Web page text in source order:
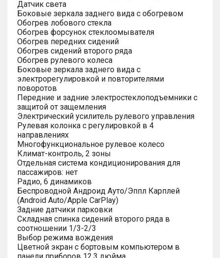
Датчик света
Боковые зеркала заднего вида с обогревом
Обогрев лобового стекла
Обогрев форсунок стеклоомывателя
Обогрев передних сидений
Обогрев сидений второго ряда
Обогрев рулевого колеса
Боковые зеркала заднего вида с
электрорегулировкой и повторителями
поворотов
Передние и задние электростеклоподъемники с
защитой от защемления
Электрический усилитель рулевого управления
Рулевая колонка с регулировкой в 4
направлениях
Многофункциональное рулевое колесо
Климат-контроль, 2 зоны
Отдельная система кондиционирования для
пассажиров: нет
Радио, 6 динамиков
Беспроводной Андроид Ауто/Эппл Карплей
(Android Auto/Apple CarPlay)
Задние датчики парковки
Складная спинка сидений второго ряда в
соотношении 1/3-2/3
Выбор режима вождения
Цветной экран с бортовым компьютером в
панели приборов 12.3 дюйма